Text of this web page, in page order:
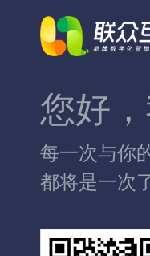
您好
每一次与你
都将是一次